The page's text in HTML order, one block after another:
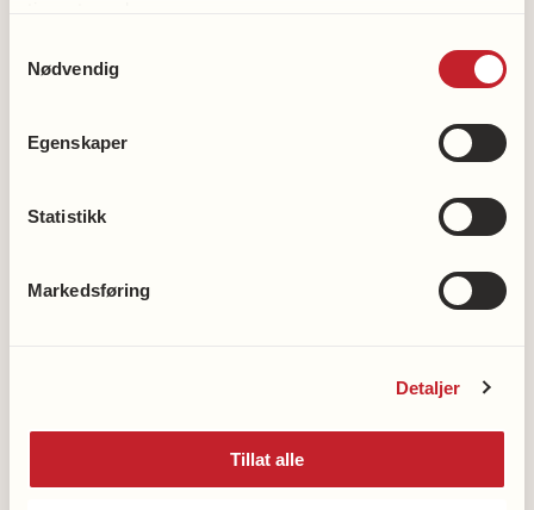
Nødvendig
Egenskaper
Statistikk
Markedsføring
Detaljer
Tillat alle
Bli medlem
Støtt hjerteforskningen